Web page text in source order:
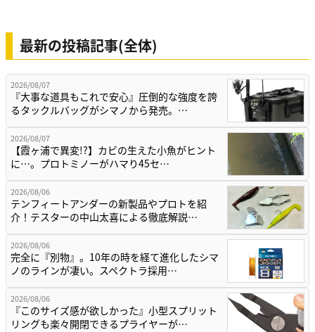
最新の投稿記事(全体)
2026/08/07
『大事な道具もこれで安心』圧倒的な強度を誇
るタックルバッグがシマノから発売。…
2026/08/07
【霞ヶ浦で異変!?】カビの生えた小魚がヒント
に…。プロトミノーがハマり45セ…
2026/08/06
テンフィートアンダーの新製品やプロトを紹
介！テスターの中山太喜による徹底解説…
2026/08/06
完全に『別物』。10年の時を経て進化したシマ
ノのラインが凄い。スペクトラ採用…
2026/08/06
『このサイズ感が欲しかった』小型スプリット
リングも楽々開閉できるプライヤーが…